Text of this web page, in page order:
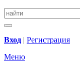
Вход | Регистрация
Меню